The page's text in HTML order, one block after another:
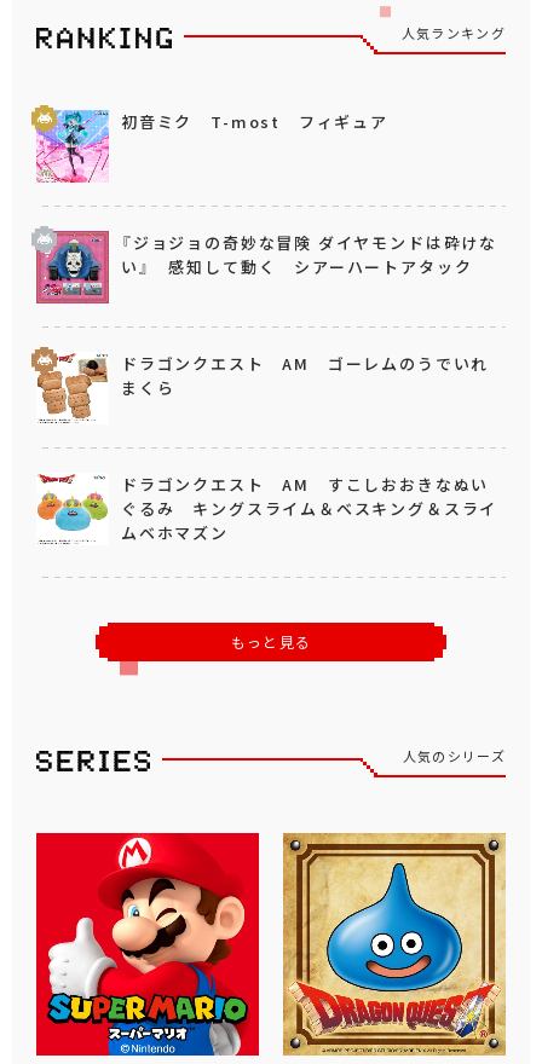
人気ランキング
初音ミク T-most フィギュア
『ジョジョの奇妙な冒険 ダイヤモンドは砕けな
い』 感知して動く シアーハートアタック
ドラゴンクエスト AM ゴーレムのうでいれ
まくら
ドラゴンクエスト AM すこしおおきなぬい
ぐるみ キングスライム＆ベスキング＆スライ
ムベホマズン
もっと見る
人気のシリーズ